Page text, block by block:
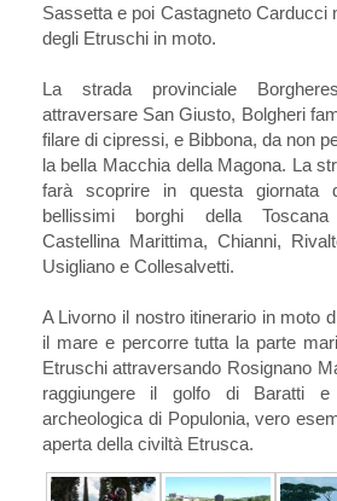
Sassetta e poi Castagneto Carducci
degli Etruschi in moto.
La strada provinciale
attraversare San Giusto, Bolgheri
filare di cipressi, e Bibbona, da non
la bella Macchia della Magona. La
farà scoprire in questa giornata
bellissimi borghi della
Castellina Marittima, Chianni,
Usigliano e Collesalvetti.
A Livorno il nostro itinerario in moto
il mare e percorre tutta la parte
Etruschi attraversando Rosignano
raggiungere il golfo di Baratti
archeologica di Populonia, vero
aperta della civiltà Etrusca.